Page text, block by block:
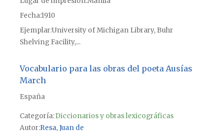
Fecha1910
Ejemplar University of Michigan Library, Buhr
Shelving Facility,...
Vocabulario para las obras del poeta Ausías
March
España
Categoría:Diccionarios y obras lexicográficas
Autor Resa, Juan de